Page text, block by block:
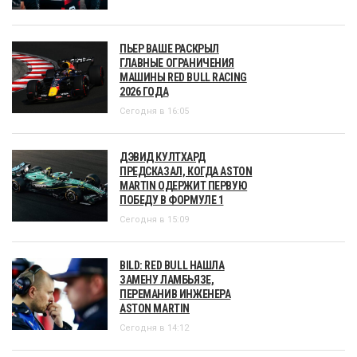
ПЬЕР ВАШЕ РАСКРЫЛ
ГЛАВНЫЕ ОГРАНИЧЕНИЯ
МАШИНЫ RED BULL RACING
2026 ГОДА
Сегодня в 16:05
ДЭВИД КУЛТХАРД
ПРЕДСКАЗАЛ, КОГДА ASTON
MARTIN ОДЕРЖИТ ПЕРВУЮ
ПОБЕДУ В ФОРМУЛЕ 1
Сегодня в 15:09
BILD: RED BULL НАШЛА
ЗАМЕНУ ЛАМБЬЯЗЕ,
ПЕРЕМАНИВ ИНЖЕНЕРА
ASTON MARTIN
Сегодня в 14:12